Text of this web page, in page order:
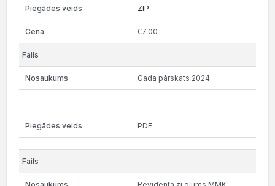
ZIP
€7.00
Gada pārskats 2024
PDF